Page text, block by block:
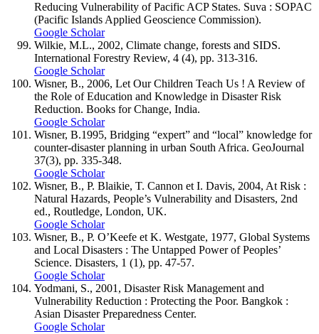
Reducing Vulnerability of Pacific ACP States. Suva : SOPAC
(Pacific Islands Applied Geoscience Commission).
Google Scholar
Wilkie, M.L., 2002, Climate change, forests and SIDS.
International Forestry Review, 4 (4), pp. 313-316.
Google Scholar
Wisner, B., 2006, Let Our Children Teach Us ! A Review of
the Role of Education and Knowledge in Disaster Risk
Reduction. Books for Change, India.
Google Scholar
Wisner, B.1995, Bridging “expert” and “local” knowledge for
counter-disaster planning in urban South Africa. GeoJournal
37(3), pp. 335-348.
Google Scholar
Wisner, B., P. Blaikie, T. Cannon et I. Davis, 2004, At Risk :
Natural Hazards, People’s Vulnerability and Disasters, 2nd
ed., Routledge, London, UK.
Google Scholar
Wisner, B., P. O’Keefe et K. Westgate, 1977, Global Systems
and Local Disasters : The Untapped Power of Peoples’
Science. Disasters, 1 (1), pp. 47-57.
Google Scholar
Yodmani, S., 2001, Disaster Risk Management and
Vulnerability Reduction : Protecting the Poor. Bangkok :
Asian Disaster Preparedness Center.
Google Scholar